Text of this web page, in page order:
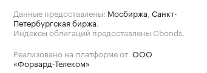
Данные предоставлены: Мосбиржа, Санкт-
Петербургская биржа.
Индексы облигаций предоставлены Cbonds.
Реализовано на платформе от ООО
«Форвард-Телеком»